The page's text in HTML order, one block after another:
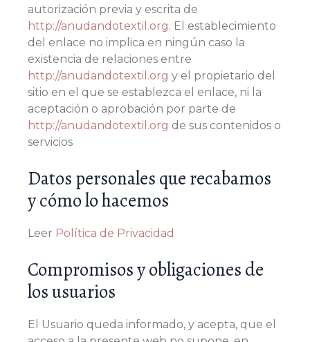
autorización previa y escrita de
http://anudandotextil.org. El establecimiento
del enlace no implica en ningún caso la
existencia de relaciones entre
http://anudandotextil.org y el propietario del
sitio en el que se establezca el enlace, ni la
aceptación o aprobación por parte de
http://anudandotextil.org de sus contenidos o
servicios
Datos personales que recabamos
y cómo lo hacemos
Leer Política de Privacidad
Compromisos y obligaciones de
los usuarios
El Usuario queda informado, y acepta, que el